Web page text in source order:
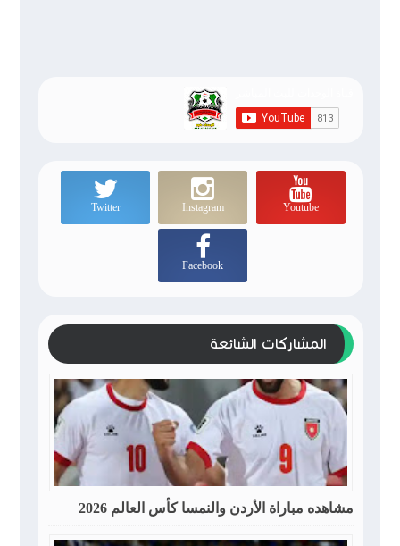
Youtube
Instagram
Twitter
Facebook
المشاركات الشائعة
مشاهده مباراة الأردن والنمسا كأس العالم 2026